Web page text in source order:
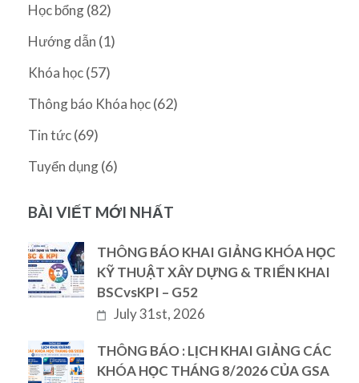
Học bổng(82)
Hướng dẫn (1)
Khóa học(57)
Thông báo Khóa học(62)
Tin tức(69)
Tuyển dụng(6)
BÀI VIẾT MỚI NHẤT
THÔNG BÁO KHAI GIẢNG KHÓA HỌC
KỸ THUẬT XÂY DỰNG & TRIỂN KHAI
BSCvsKPI – G52
July 31st, 2026
THÔNG BÁO : LỊCH KHAI GIẢNG CÁC
KHÓA HỌC THÁNG 8/2026 CỦA GSA